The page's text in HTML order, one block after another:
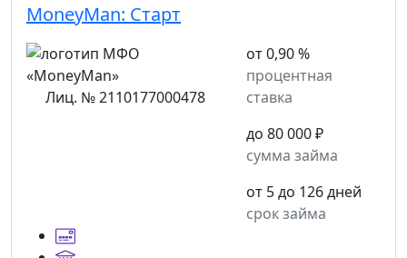
MoneyMan: Старт
Лиц. № 2110177000478
от 0,90 %
процентная
ставка
до 80 000 ₽
сумма займа
от 5 до 126 дней
срок займа